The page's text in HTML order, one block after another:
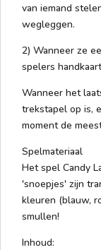
van iemand
wegleggen.
2) Wanneer ze
spelers
Wanneer het
trekstapel op is,
moment de
Spelmateriaal
Het spel Candy
'snoepjes' zijn
kleuren (blauw,
smullen!
Inhoud: